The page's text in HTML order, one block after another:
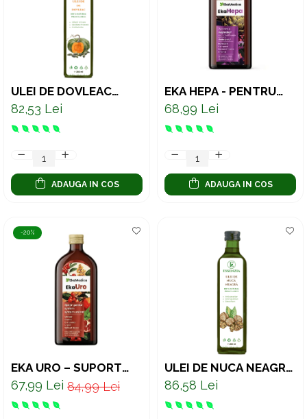
Pierdere Greutate
Sucuri Naturale
Sistem Respirator
Stress & Somn
Tract Urinar
Tratament Par
Vitamine Coloidale
ULEI DE DOVLEAC
PRESAT LA RECE –
SUPORT NATURAL
PENTRU PROSTATĂ ȘI
SISTEMUL URINAR
82,53 Lei
ADAUGA IN COS
EKA HEPA - PENTRU
SUSȚINEREA
FICATULUI 500 ML
68,99 Lei
ADAUGA IN COS
-20%
EKA URO – SUPORT
NATURAL PENTRU
TRACTUL URINAR ȘI
SUSȚINERE RENALĂ,
500 ML
84,99 Lei
67,99 Lei
ULEI DE NUCĂ NEAGRĂ
PRESAT LA RECE –
SUPORT NATURAL
PENTRU DIGESTIE 250
ML
86,58 Lei